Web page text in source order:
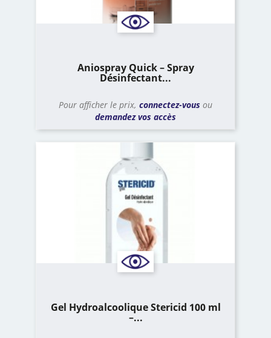
Aniospray Quick – Spray
Désinfectant...
Pour afficher le prix, connectez-vous ou
demandez vos accès
Gel Hydroalcoolique Stericid 100 ml
–...